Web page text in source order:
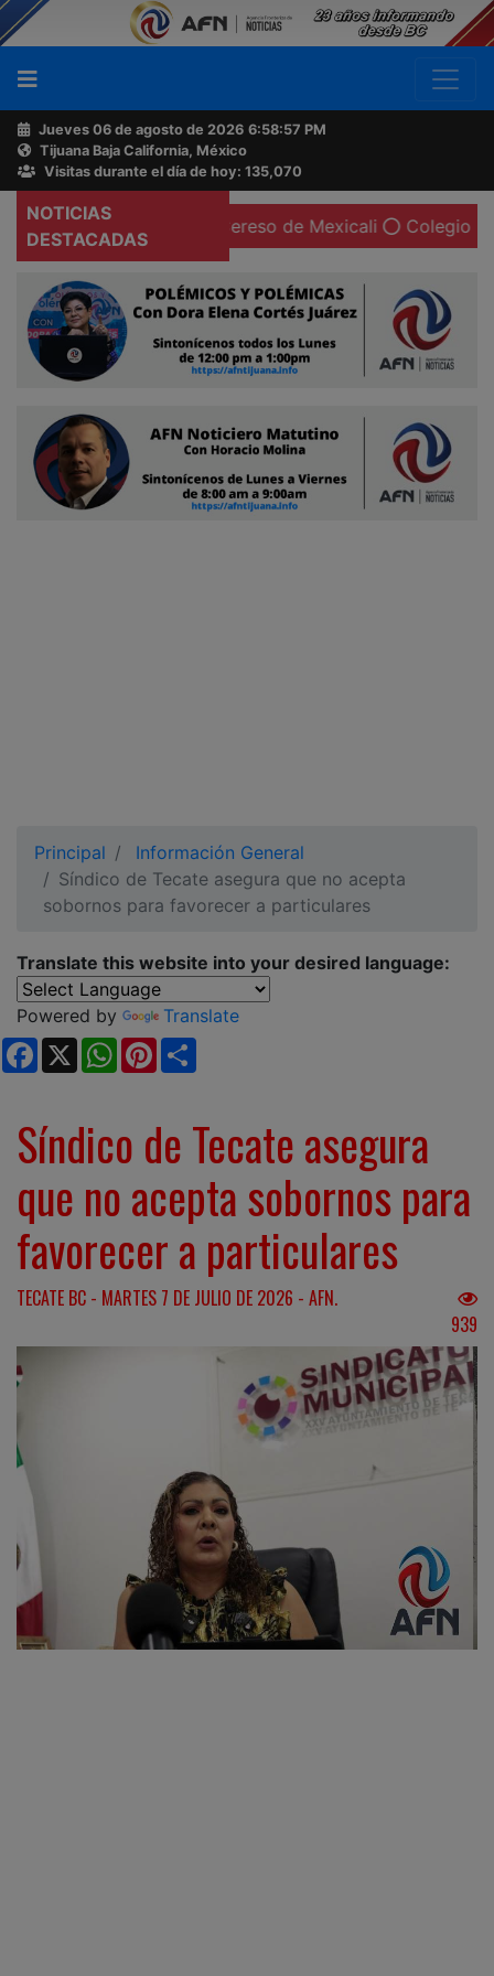
Jueves 06 de agosto de 2026 6:58:58 PM
Tijuana Baja California, México
Visitas durante el día de hoy: 135,070
NOTICIAS
DESTACADAS
Escapa reo del Cereso de Mexicali Colegio Emilio
Principal
Información General
Síndico de Tecate asegura que no acepta
sobornos para favorecer a particulares
Translate this website into your desired language:
Powered by
Translate
Facebook
X WhatsApp
Pinterest
Síndico de Tecate asegura
que no acepta sobornos para
favorecer a particulares
TECATE BC - MARTES 7 DE JULIO DE 2026 - AFN.
939
Buscador
Acerca
de
AFN
Ventas
Contacto
Reportero
Ciudadano